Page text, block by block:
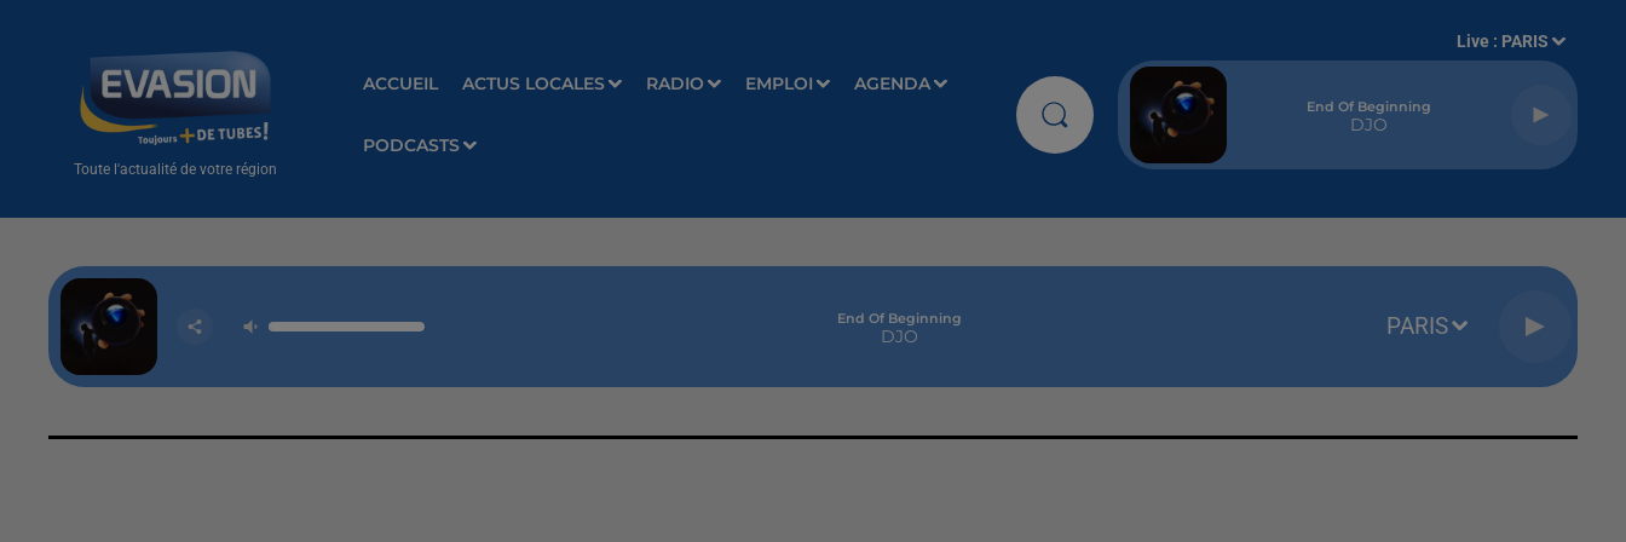
Toute l'actualité de votre région
ACCUEIL ACTUS LOCALES RADIO EMPLOI AGENDA
PODCASTS
Live : PARIS
End Of Beginning
DJO
End Of Beginning
DJO PARIS